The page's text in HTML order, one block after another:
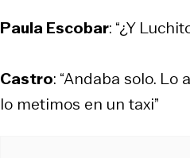
Paula Escobar: “¿Y
Castro: “Andaba solo.
lo metimos en un taxi”